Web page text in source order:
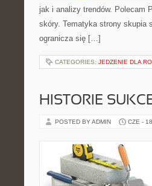
jak i analizy trendów. Polecam
skóry. Tematyka strony skupia
ogranicza się […]
CATEGORIES: JEDZENIE DLA
HISTORIE
POSTED BY ADMIN CZE -